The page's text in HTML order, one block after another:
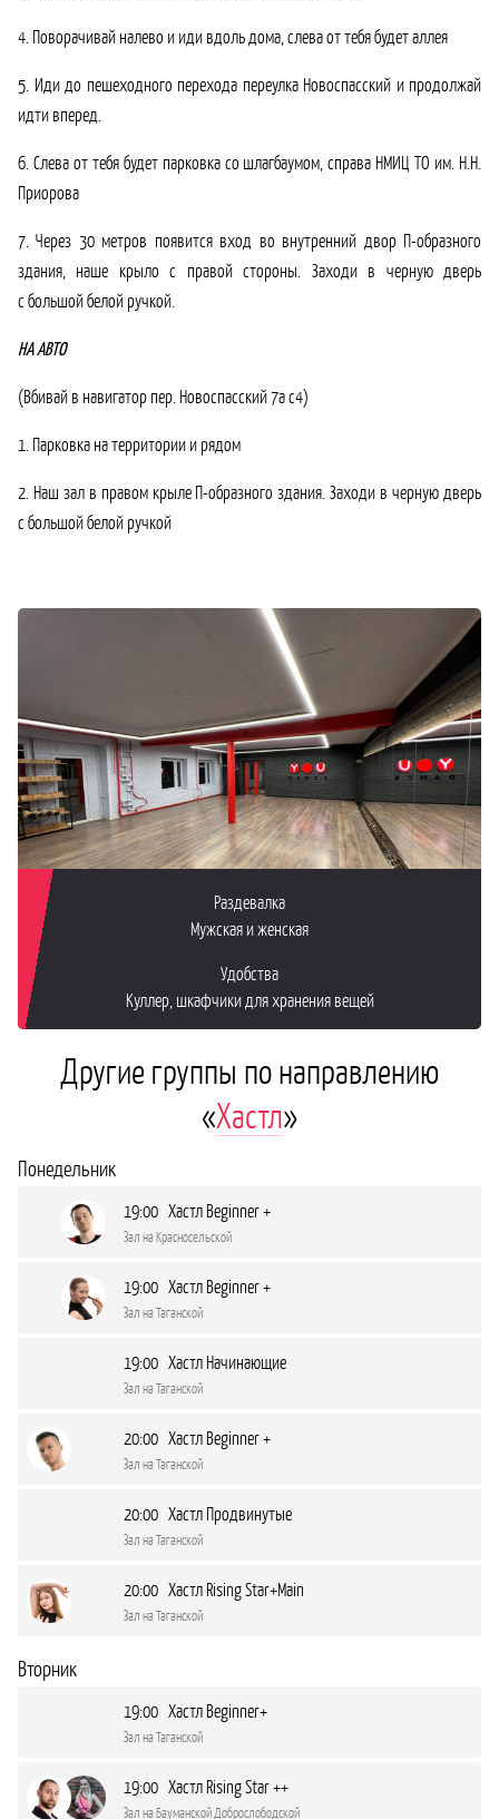
4. Поворачивай налево и иди вдоль дома, слева от тебя будет аллея
5. Иди до пешеходного перехода переулка Новоспасский и продолжай
идти вперед.
6. Слева от тебя будет парковка со шлагбаумом, справа НМИЦ ТО им. Н.Н.
Приорова
7. Через 30 метров появится вход во внутренний двор П-образного
здания, наше крыло с правой стороны. Заходи в черную дверь
с большой белой ручкой.
НА АВТО
(Вбивай в навигатор пер. Новоспасский 7а с4)
1. Парковка на территории и рядом
2. Наш зал в правом крыле П-образного здания. Заходи в черную дверь
с большой белой ручкой
Раздевалка
Мужская и женская
Удобства
Куллер, шкафчики для хранения вещей
Другие группы по направлению
«Хастл»
Понедельник
19:00 Хастл Beginner +
Зал на Красносельской
19:00 Хастл Beginner +
Зал на Таганской
19:00 Хастл Начинающие
Зал на Таганской
20:00 Хастл Beginner +
Зал на Таганской
20:00 Хастл Продвинутые
Зал на Таганской
20:00 Хастл Rising Star+Main
Зал на Таганской
Вторник
19:00 Хастл Beginner+
Зал на Таганской
19:00 Хастл Rising Star ++
Зал на Бауманской Доброслободской